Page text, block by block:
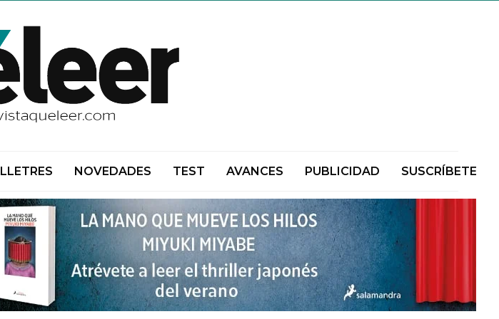
LLETRES NOVEDADES TEST AVANCES PUBLICIDAD SUSCRÍBETE